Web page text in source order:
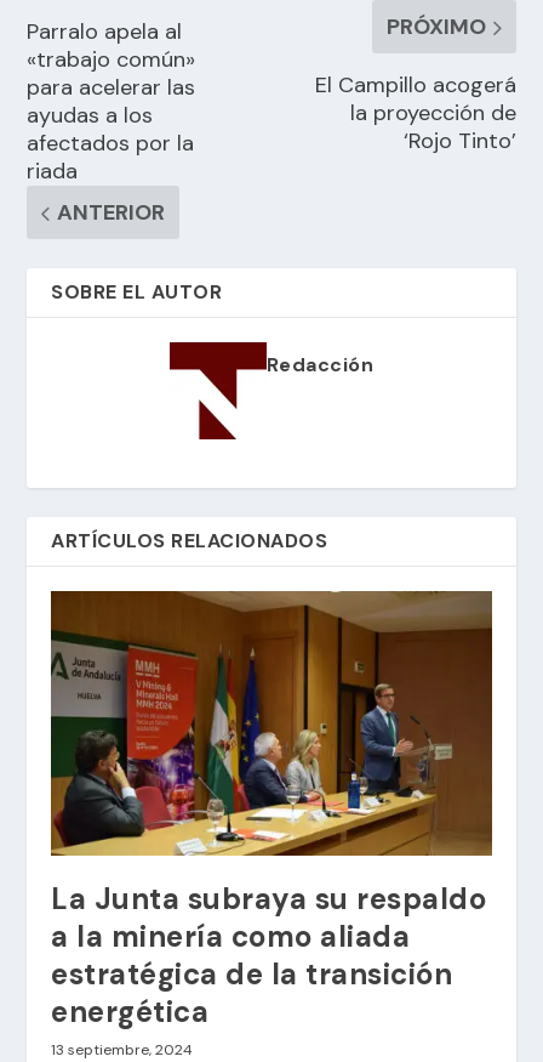
Parralo apela al
«trabajo común»
para acelerar las
ayudas a los
afectados por la
riada
ANTERIOR
PRÓXIMO
El Campillo acogerá
la proyección de
‘Rojo Tinto’
SOBRE EL AUTOR
Redacción
ARTÍCULOS RELACIONADOS
La Junta subraya su respaldo
a la minería como aliada
estratégica de la transición
energética
13 septiembre, 2024